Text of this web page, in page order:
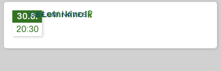
30.8.
20:30
Letní kino II.
OBECNÍ NÁVES